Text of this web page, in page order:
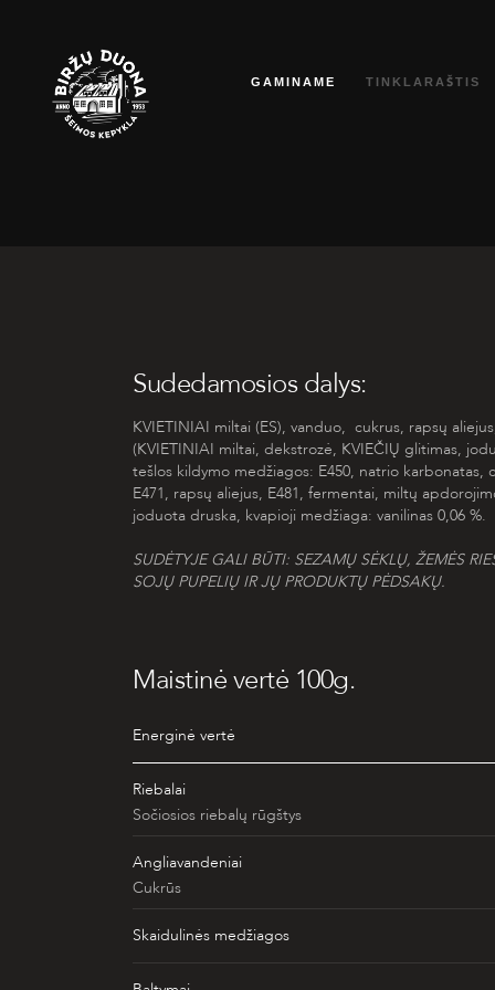
turinio
GAMINAME TINKLARAŠTIS
Sudedamosios dalys:
KVIETINIAI miltai (ES), vanduo, cukrus, rapsų
(KVIETINIAI miltai, dekstrozė, KVIEČIŲ glitimas,
tešlos kildymo medžiagos: E450, natrio karbonatas,
E471, rapsų aliejus, E481, fermentai, miltų
joduota druska, kvapioji medžiaga: vanilinas 0,06 %.
SUDĖTYJE GALI BŪTI: SEZAMŲ SĖKLŲ, ŽEMĖS
SOJŲ PUPELIŲ IR JŲ PRODUKTŲ PĖDSAKŲ.
Maistinė vertė 100g.
Energinė vertė
Riebalai
Sočiosios riebalų rūgštys
Angliavandeniai
Cukrūs
Skaidulinės medžiagos